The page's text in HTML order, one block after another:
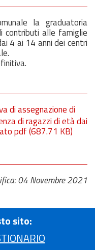
la graduatoria
contributi alle famiglie
4 ai 14 anni dei centri
di assegnazione di
di ragazzi di età dai
pdf(687.71 KB)
04 Novembre 2021
sito: